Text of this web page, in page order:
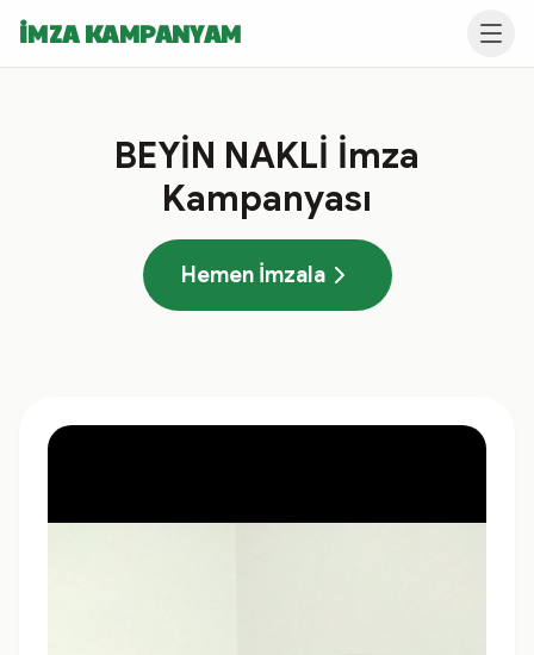
İMZA KAMPANYAM
BEYİN NAKLİ İmza
Kampanyası
Hemen İmzala